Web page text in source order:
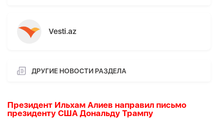
Vesti.az
ДРУГИЕ НОВОСТИ РАЗДЕЛА
Президент Ильхам Алиев направил письмо
президенту США Дональду Трампу